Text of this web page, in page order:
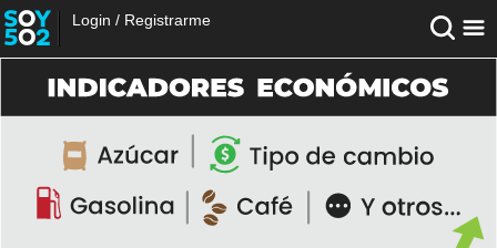
Login / Registrarme